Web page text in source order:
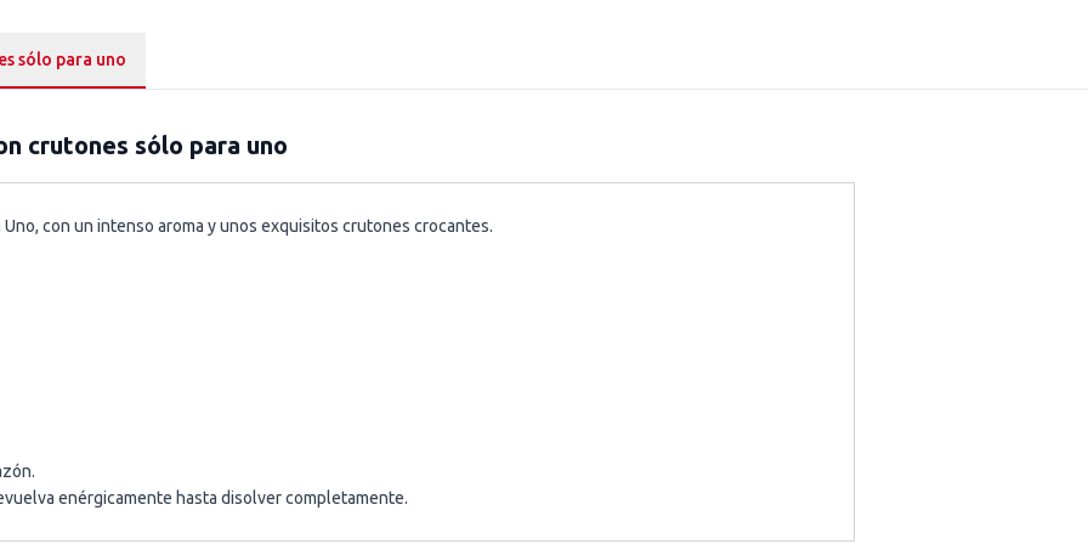
sólo para uno
crutones sólo para uno
con un intenso aroma y unos exquisitos crutones crocantes.
enérgicamente hasta disolver completamente.